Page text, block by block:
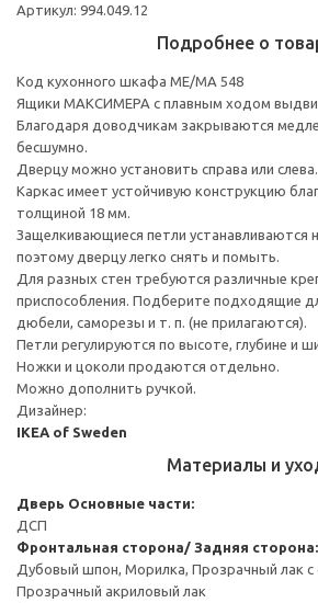
Артикул: 994.049.12
Подробнее о
Код кухонного шкафа ME/MA 548
Ящики МАКСИМЕРА с плавным ходом
Благодаря доводчикам закрываются
бесшумно.
Дверцу можно установить справа или слева.
Каркас имеет устойчивую конструкцию
толщиной 18 мм.
Защелкивающиеся петли устанавливаются
поэтому дверцу легко снять и помыть.
Для разных стен требуются различные
приспособления. Подберите подходящие
дюбели, саморезы и т. п. (не прилагаются).
Петли регулируются по высоте, глубине и
Ножки и цоколи продаются отдельно.
Можно дополнить ручкой.
Дизайнер:
IKEA of Sweden
Материалы и
Дверь Основные части:
ДСП
Фронтальная сторона/ Задняя сторона:
Дубовый шпон, Морилка, Прозрачный лак с
Прозрачный акриловый лак